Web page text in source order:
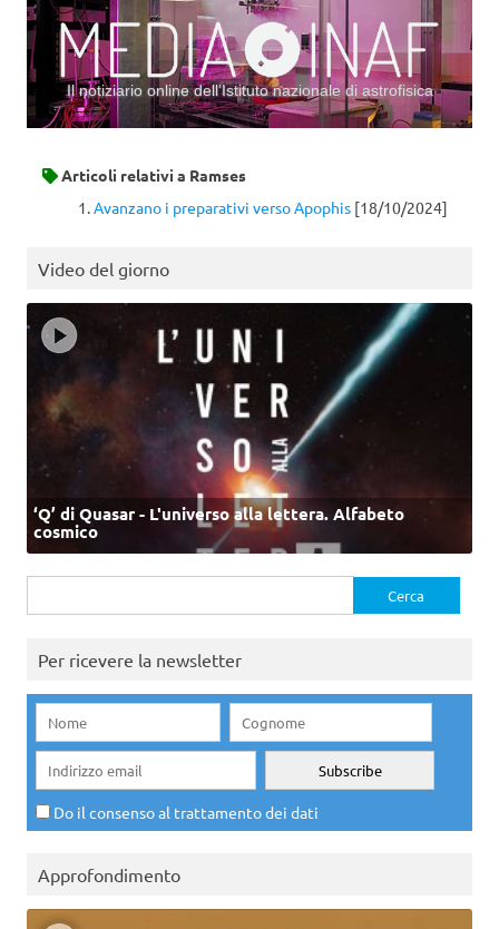
Il notiziario online dell’Istituto nazionale di astrofisica
Articoli relativi a Ramses
Avanzano i preparativi verso Apophis [18/10/2024]
Video del giorno
‘Q’ di Quasar - L'universo alla lettera. Alfabeto
cosmico
per:
Per ricevere la newsletter
Do il consenso al trattamento dei dati
Approfondimento